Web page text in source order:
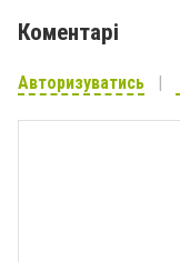
Коментарі
Авторизуватись